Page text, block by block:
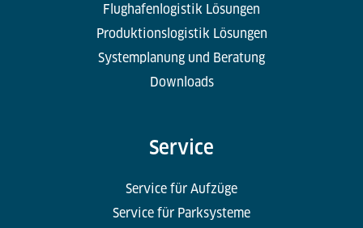
Flughafenlogistik Lösungen
Produktionslogistik Lösungen
Systemplanung und Beratung
Downloads
Service
Service für Aufzüge
Service für Parksysteme